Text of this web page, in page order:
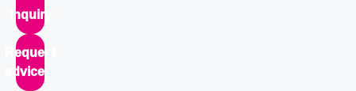
inquiry
Request
advice